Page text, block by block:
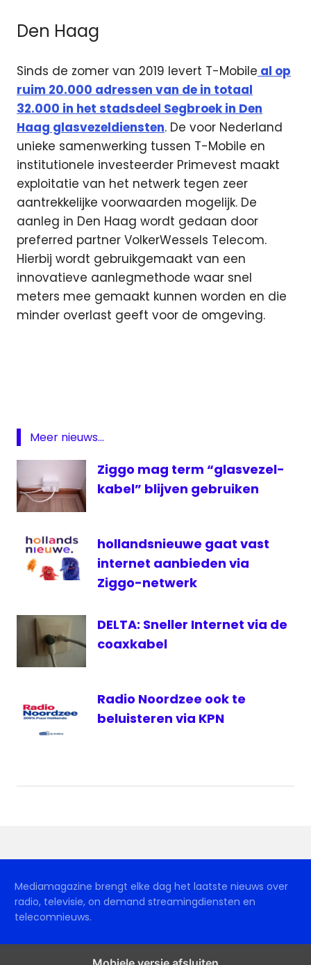
Den Haag
Sinds de zomer van 2019 levert T-Mobile al op
ruim 20.000 adressen van de in totaal
32.000 in het stadsdeel Segbroek in Den
Haag glasvezeldiensten. De voor Nederland
unieke samenwerking tussen T-Mobile en
institutionele investeerder Primevest maakt
exploitatie van het netwerk tegen zeer
aantrekkelijke voorwaarden mogelijk. De
aanleg in Den Haag wordt gedaan door
preferred partner VolkerWessels Telecom.
Hierbij wordt gebruikgemaakt van een
innovatieve aanlegmethode waar snel
meters mee gemaakt kunnen worden en die
minder overlast geeft voor de omgeving.
T-Meer nieuws...
Ziggo mag term “glasvezel-
kabel” blijven gebruiken
hollandsnieuwe gaat vast
internet aanbieden via
Ziggo-netwerk
DELTA: Sneller Internet via de
coaxkabel
Radio Noordzee ook te
beluisteren via KPN
Mediamagazine brengt elke dag het laatste nieuws over
radio, televisie, on demand streamingdiensten en
telecomnieuws.